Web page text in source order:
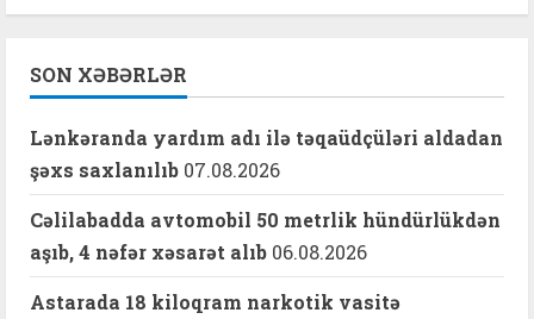
SON XƏBƏRLƏR
Lənkəranda yardım adı ilə təqaüdçüləri aldadan
şəxs saxlanılıb 07.08.2026
Cəlilabadda avtomobil 50 metrlik hündürlükdən
aşıb, 4 nəfər xəsarət alıb 06.08.2026
Astarada 18 kiloqram narkotik vasitə